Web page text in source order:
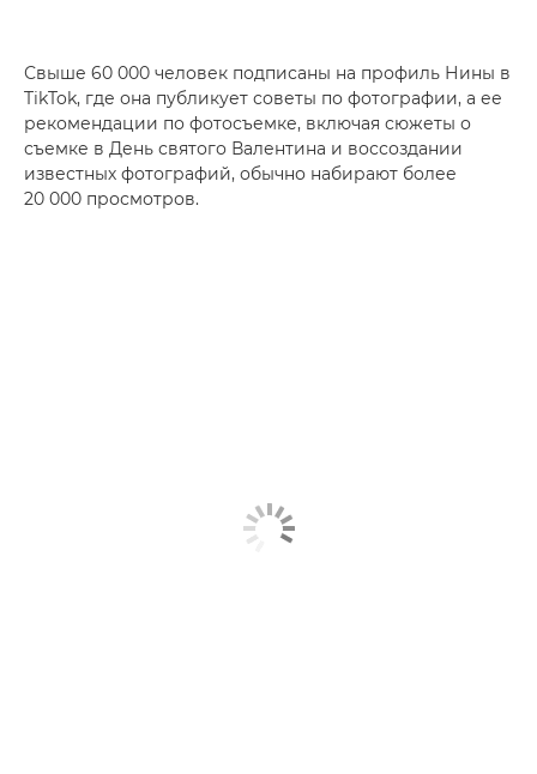
Свыше 60 000 человек подписаны на профиль Нины в
TikTok, где она публикует советы по фотографии, а ее
рекомендации по фотосъемке, включая сюжеты о
съемке в День святого Валентина и воссоздании
известных фотографий, обычно набирают более
20 000 просмотров.